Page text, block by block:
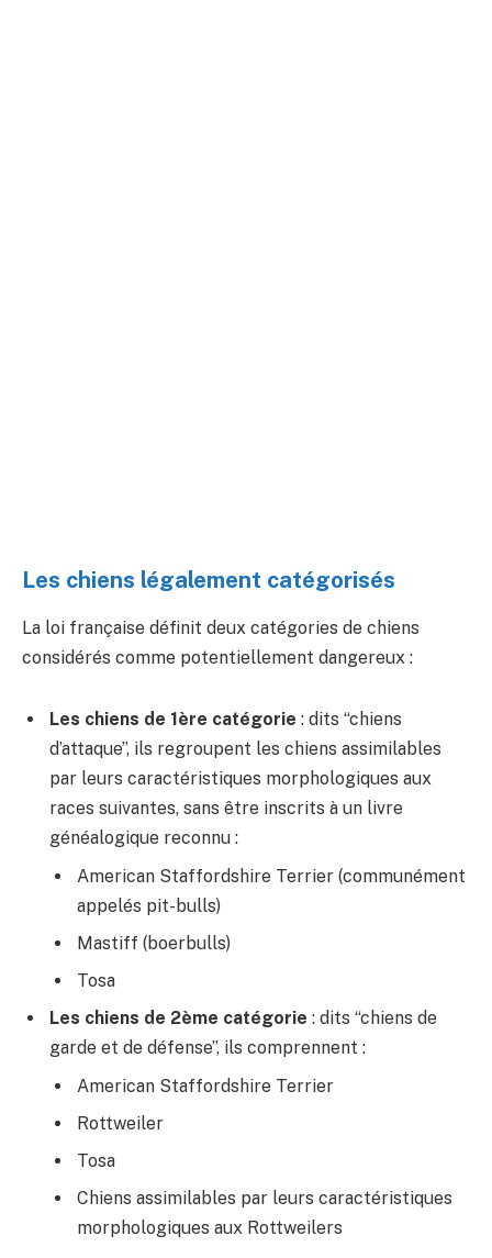
Les chiens légalement catégorisés
La loi française définit deux catégories de chiens
considérés comme potentiellement dangereux :
Les chiens de 1ère catégorie : dits “chiens
d’attaque”, ils regroupent les chiens assimilables
par leurs caractéristiques morphologiques aux
races suivantes, sans être inscrits à un livre
généalogique reconnu :
American Staffordshire Terrier (communément
appelés pit-bulls)
Mastiff (boerbulls)
Tosa
Les chiens de 2ème catégorie : dits “chiens de
garde et de défense”, ils comprennent :
American Staffordshire Terrier
Rottweiler
Tosa
Chiens assimilables par leurs caractéristiques
morphologiques aux Rottweilers